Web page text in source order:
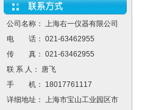
公司名称： 上海右一仪器有限公司
电 话： 021-63462955
传 真： 021-63462955
联 系 人： 唐飞
手 机： 18017761117
详细地址： 上海市宝山工业园区市